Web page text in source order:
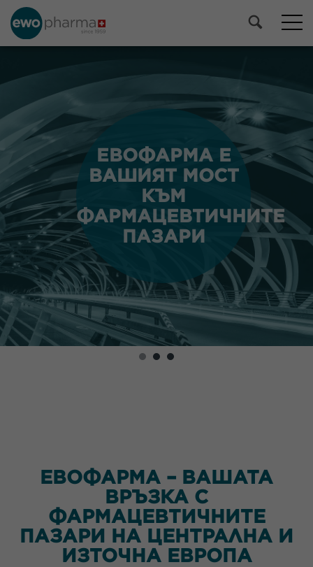
ЕВОФАРМА Е
ВАШИЯТ МОСТ
КЪМ
ФАРМАЦЕВТИЧНИТЕ
ПАЗАРИ
ЕВОФАРМА Е
ВАШИЯТ МОСТ
КЪМ
ФАРМАЦЕВТИЧНИТЕ
ПАЗАРИ
ЕВОФАРМА – ВАШАТА
ВРЪЗКА С
ФАРМАЦЕВТИЧНИТЕ
ПАЗАРИ НА ЦЕНТРАЛНА И
ИЗТОЧНА ЕВРОПА